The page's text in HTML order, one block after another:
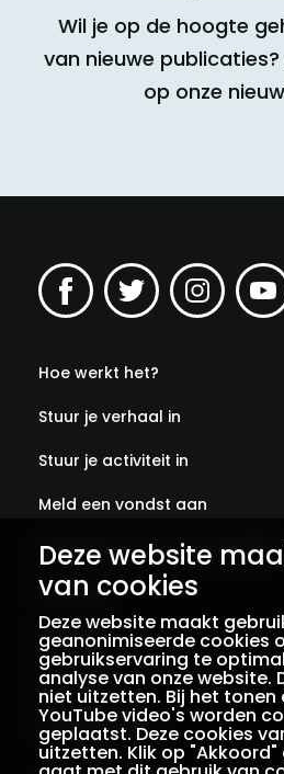
Deze website
van cookies
Deze website maakt
geanonimiseerde cookies
gebruikservaring te
analyse van onze website.
niet uitzetten. Bij het tonen
YouTube video's worden
geplaatst. Deze cookies
uitzetten. Klik op
Wil je op de hoogte
van nieuwe
op onze
Hoe werkt het?
Stuur je verhaal in
Stuur je activiteit in
Meld een vondst aan
Abonneer je op onze verhalen
Contact
Colofon
Privacy
Voorwaarden